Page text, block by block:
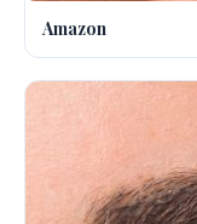
Amazon